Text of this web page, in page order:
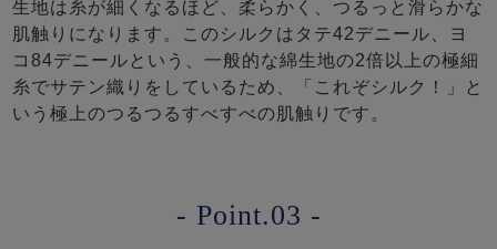
生地は糸が細くなるほど、柔らかく、つるっと滑らかな
肌触りになります。このシルクはタテ42デニール、ヨ
コ84デニールという、一般的な綿生地の2倍以上の極細
糸でサテン織りをしているため、「これぞシルク！」と
いう極上のつるつるすべすべの肌触りです。
- Point.03 -